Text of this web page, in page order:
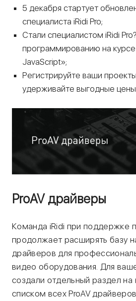
5 декабря стартует
специалиста iRidi Pro;
Стали специалистом iRidi
программированию на
JavaScript»;
Регистрируйте ваши
удерживайте выгодные цены
ProAV драйверы
Команда iRidi при поддержке
продолжает расширять базу
драйверов для
видео оборудования. Для
создали отдельный раздел на
списком всех ProAV